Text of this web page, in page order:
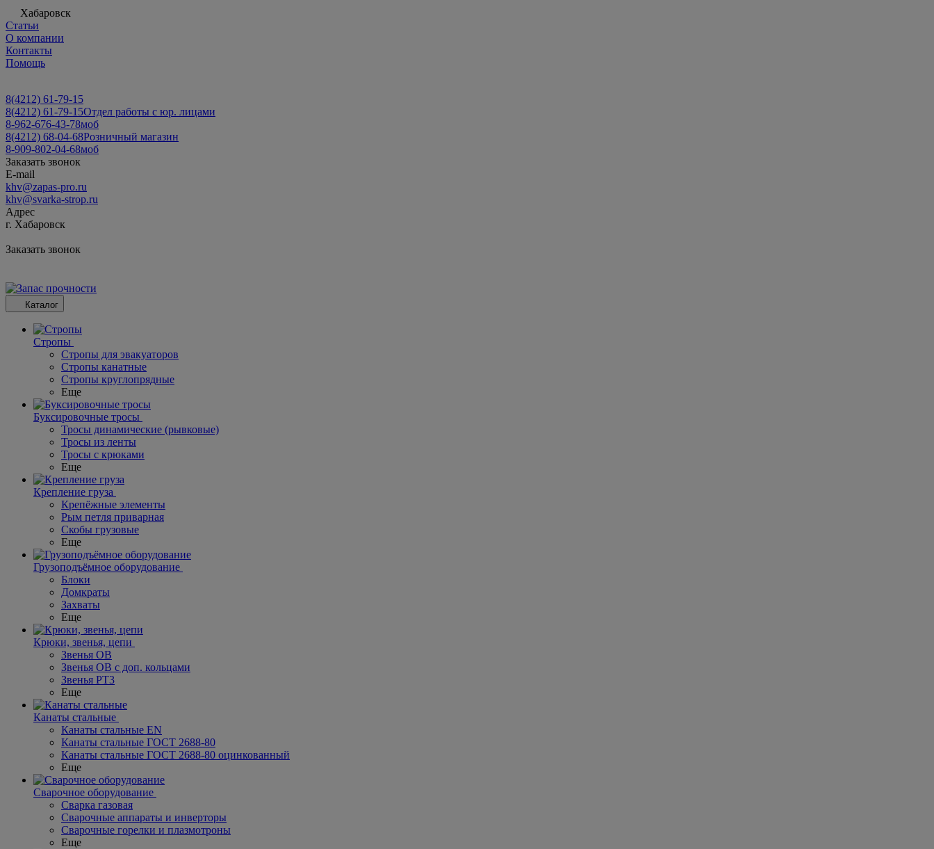
Хабаровск
Статьи
О компании
Контакты
Помощь
8(4212) 61-79-15
8(4212) 61-79-15Отдел работы с юр. лицами
8-962-676-43-78моб
8(4212) 68-04-68Розничный магазин
8-909-802-04-68моб
Заказать звонок
E-mail
khv@zapas-pro.ru
khv@svarka-strop.ru
Адрес
г. Хабаровск
Заказать звонок
Каталог
Стропы
Стропы для эвакуаторов
Стропы канатные
Стропы круглопрядные
Еще
Буксировочные тросы
Тросы динамические (рывковые)
Тросы из ленты
Тросы с крюками
Еще
Крепление груза
Крепёжные элементы
Рым петля приварная
Скобы грузовые
Еще
Грузоподъёмное оборудование
Блоки
Домкраты
Захваты
Еще
Крюки, звенья, цепи
Звенья ОВ
Звенья ОВ с доп. кольцами
Звенья РТ3
Еще
Канаты стальные
Канаты стальные EN
Канаты стальные ГОСТ 2688-80
Канаты стальные ГОСТ 2688-80 оцинкованный
Еще
Сварочное оборудование
Сварка газовая
Сварочные аппараты и инверторы
Сварочные горелки и плазмотроны
Еще